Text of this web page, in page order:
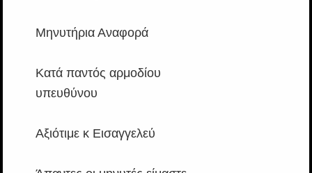
Μηνυτήρια Αναφορά
Κατά παντός αρμοδίου
υπευθύνου
Αξιότιμε κ Εισαγγελεύ